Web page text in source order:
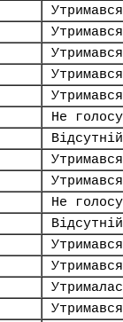
Утримався
Утримався
Утримався
Утримався
Утримався
Не
Відсутній
Утримався
Утримався
Не
Відсутній
Утримався
Утримався
Утримався